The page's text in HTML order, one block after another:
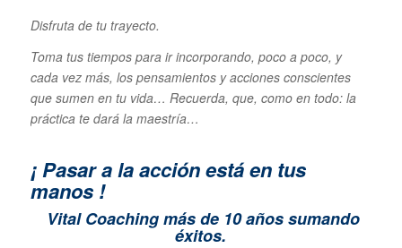
Disfruta de tu trayecto.
Toma tus tiempos para ir incorporando, poco a poco, y
cada vez más, los pensamientos y acciones conscientes
que sumen en tu vida… Recuerda, que, como en todo: la
práctica te dará la maestría…
¡ Pasar a la acción está en tus
manos !
Vital Coaching más de 10 años sumando
éxitos.